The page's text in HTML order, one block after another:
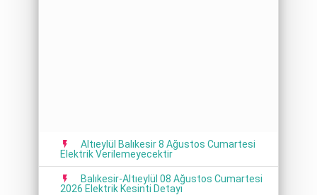
Altıeylül Balıkesir 8 Ağustos Cumartesi
Elektrik Verilemeyecektir
Balıkesir-Altıeylül 08 Ağustos Cumartesi
2026 Elektrik Kesinti Detayı